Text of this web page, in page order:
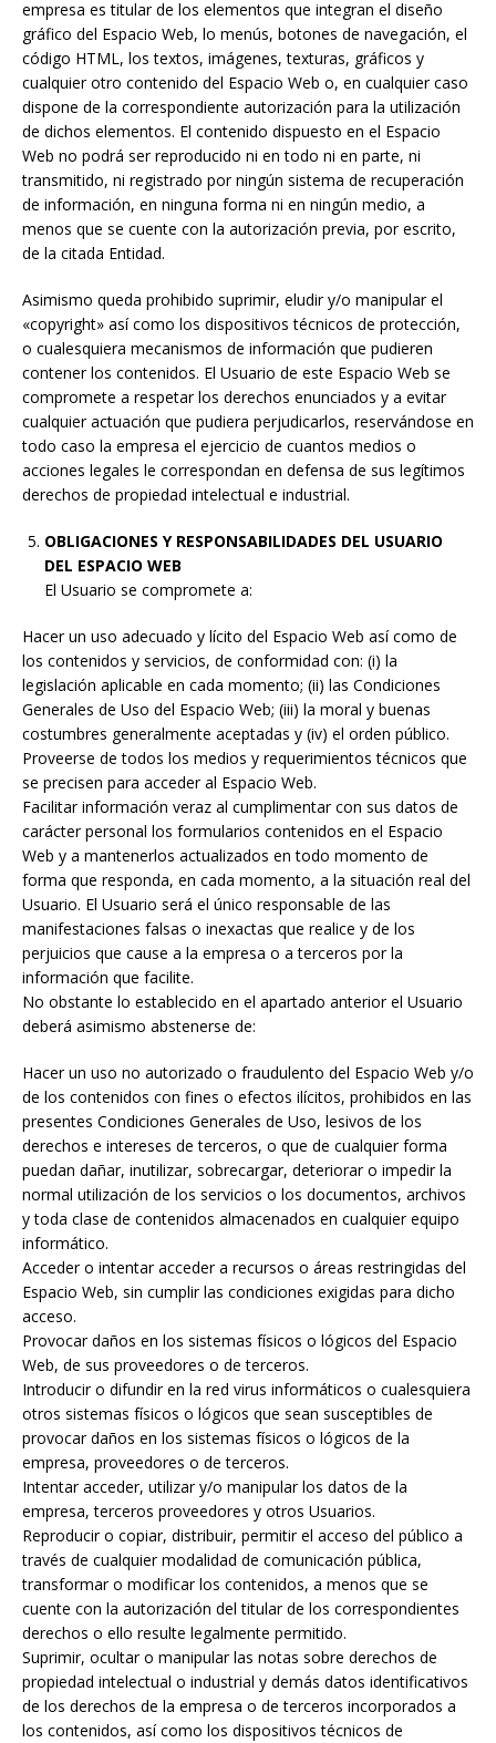
empresa es titular de los elementos que integran el diseño
gráfico del Espacio Web, lo menús, botones de navegación, el
código HTML, los textos, imágenes, texturas, gráficos y
cualquier otro contenido del Espacio Web o, en cualquier caso
dispone de la correspondiente autorización para la utilización
de dichos elementos. El contenido dispuesto en el Espacio
Web no podrá ser reproducido ni en todo ni en parte, ni
transmitido, ni registrado por ningún sistema de recuperación
de información, en ninguna forma ni en ningún medio, a
menos que se cuente con la autorización previa, por escrito,
de la citada Entidad.
Asimismo queda prohibido suprimir, eludir y/o manipular el
«copyright» así como los dispositivos técnicos de protección,
o cualesquiera mecanismos de información que pudieren
contener los contenidos. El Usuario de este Espacio Web se
compromete a respetar los derechos enunciados y a evitar
cualquier actuación que pudiera perjudicarlos, reservándose en
todo caso la empresa el ejercicio de cuantos medios o
acciones legales le correspondan en defensa de sus legítimos
derechos de propiedad intelectual e industrial.
OBLIGACIONES Y RESPONSABILIDADES DEL USUARIO
DEL ESPACIO WEB
El Usuario se compromete a:
Hacer un uso adecuado y lícito del Espacio Web así como de
los contenidos y servicios, de conformidad con: (i) la
legislación aplicable en cada momento; (ii) las Condiciones
Generales de Uso del Espacio Web; (iii) la moral y buenas
costumbres generalmente aceptadas y (iv) el orden público.
Proveerse de todos los medios y requerimientos técnicos que
se precisen para acceder al Espacio Web.
Facilitar información veraz al cumplimentar con sus datos de
carácter personal los formularios contenidos en el Espacio
Web y a mantenerlos actualizados en todo momento de
forma que responda, en cada momento, a la situación real del
Usuario. El Usuario será el único responsable de las
manifestaciones falsas o inexactas que realice y de los
perjuicios que cause a la empresa o a terceros por la
información que facilite.
No obstante lo establecido en el apartado anterior el Usuario
deberá asimismo abstenerse de:
Hacer un uso no autorizado o fraudulento del Espacio Web y/o
de los contenidos con fines o efectos ilícitos, prohibidos en las
presentes Condiciones Generales de Uso, lesivos de los
derechos e intereses de terceros, o que de cualquier forma
puedan dañar, inutilizar, sobrecargar, deteriorar o impedir la
normal utilización de los servicios o los documentos, archivos
y toda clase de contenidos almacenados en cualquier equipo
informático.
Acceder o intentar acceder a recursos o áreas restringidas del
Espacio Web, sin cumplir las condiciones exigidas para dicho
acceso.
Provocar daños en los sistemas físicos o lógicos del Espacio
Web, de sus proveedores o de terceros.
Introducir o difundir en la red virus informáticos o cualesquiera
otros sistemas físicos o lógicos que sean susceptibles de
provocar daños en los sistemas físicos o lógicos de la
empresa, proveedores o de terceros.
Intentar acceder, utilizar y/o manipular los datos de la
empresa, terceros proveedores y otros Usuarios.
Reproducir o copiar, distribuir, permitir el acceso del público a
través de cualquier modalidad de comunicación pública,
transformar o modificar los contenidos, a menos que se
cuente con la autorización del titular de los correspondientes
derechos o ello resulte legalmente permitido.
Suprimir, ocultar o manipular las notas sobre derechos de
propiedad intelectual o industrial y demás datos identificativos
de los derechos de la empresa o de terceros incorporados a
los contenidos, así como los dispositivos técnicos de